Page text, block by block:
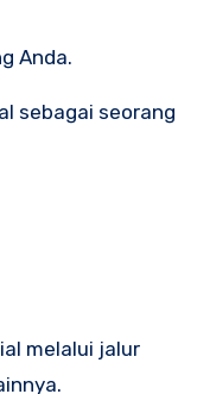
Anda.
sebagai seorang
melalui jalur